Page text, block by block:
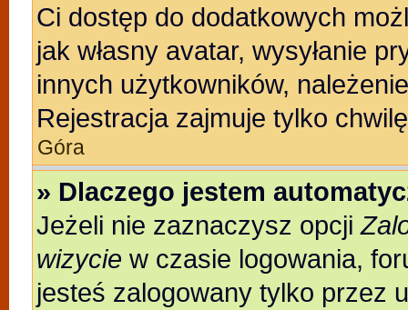
Ci dostęp do dodatkowych
jak własny avatar, wysyłanie
innych użytkowników,
Rejestracja zajmuje tylko
Góra
» Dlaczego jestem
Jeżeli nie zaznaczysz opcji
wizycie w czasie logowania,
jesteś zalogowany tylko przez